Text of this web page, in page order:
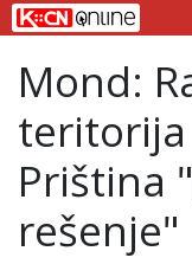
Mond:
teritorija
Priština
rešenje"